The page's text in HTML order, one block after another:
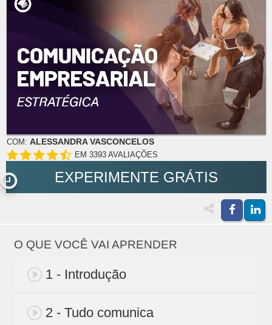
COM: ALESSANDRA VASCONCELOS
EM 3393 AVALIAÇÕES
EXPERIMENTE GRÁTIS
O QUE VOCÊ VAI APRENDER
1 - Introdução
2 - Tudo comunica